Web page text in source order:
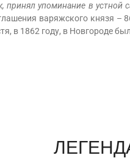
принял упоминание в устной
варяжского князя –
в 1862 году, в Новгороде